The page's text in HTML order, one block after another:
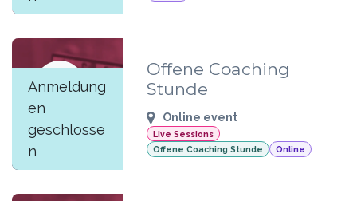
JUN
16
Anmeldung
en
geschlosse
n
Offene Coaching
Stunde
Online event
Live Sessions
Offene Coaching Stunde
Online